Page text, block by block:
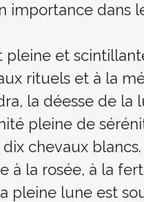
importance dans
pleine et
rituels et à la
la déesse de la
pleine de
chevaux blancs.
à la rosée, à la
pleine lune est